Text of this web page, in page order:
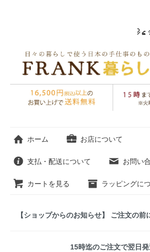
ホーム お店について
支払・配送について お問い
カートを見る ラッピングに
【ショップからのお知らせ】 ご注文の前
15時迄のご注文で翌日